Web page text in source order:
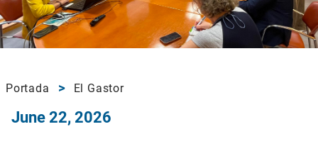
Portada El Gastor
June 22, 2026